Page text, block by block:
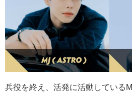
兵役を終え、活発に活動している